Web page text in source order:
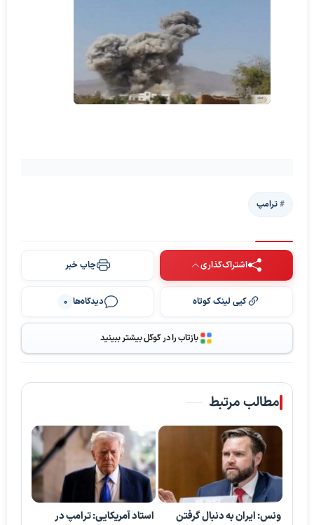
ترامپ
اشتراک‌گذاری چاپ خبر
کپی لینک کوتاه دیدگاه‌ها 0
بازتاب را در گوگل بیشتر ببینید
مطالب مرتبط
ونس: ایران به دنبال گرفتن
استاد آمریکایی: ترامپ در